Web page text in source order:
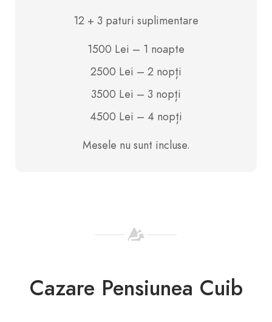
12 + 3 paturi suplimentare
1500 Lei – 1 noapte
2500 Lei – 2 nopți
3500 Lei – 3 nopți
4500 Lei – 4 nopți
Mesele nu sunt incluse.
Cazare Pensiunea Cuib